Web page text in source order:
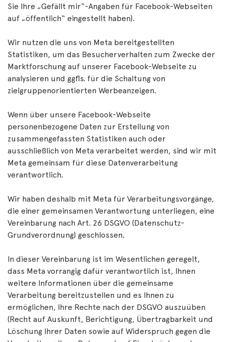
Sie Ihre „Gefällt mir“-Angaben für Facebook-Webseiten
auf „öffentlich“ eingestellt haben).
Wir nutzen die uns von Meta bereitgestellten
Statistiken, um das Besucherverhalten zum Zwecke der
Marktforschung auf unserer Facebook-Webseite zu
analysieren und ggfls. für die Schaltung von
zielgruppenorientierten Werbeanzeigen.
Wenn über unsere Facebook-Webseite
personenbezogene Daten zur Erstellung von
zusammengefassten Statistiken auch oder
ausschließlich von Meta verarbeitet werden, sind wir mit
Meta gemeinsam für diese Datenverarbeitung
verantwortlich.
Wir haben deshalb mit Meta für Verarbeitungsvorgänge,
die einer gemeinsamen Verantwortung unterliegen, eine
Vereinbarung nach Art. 26 DSGVO (Datenschutz-
Grundverordnung) geschlossen.
In dieser Vereinbarung ist im Wesentlichen geregelt,
dass Meta vorrangig dafür verantwortlich ist, Ihnen
weitere Informationen über die gemeinsame
Verarbeitung bereitzustellen und es Ihnen zu
ermöglichen, Ihre Rechte nach der DSGVO auszuüben
(Recht auf Auskunft, Berichtigung, Übertragbarkeit und
Löschung Ihrer Daten sowie auf Widerspruch gegen die